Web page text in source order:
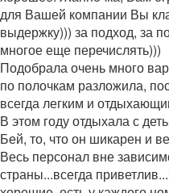
для Вашей компании Вы
выдержку))) за подход, за
многое еще перечислять)))
Подобрала очень много
по полочкам разложила,
всегда легким и
В этом году отдыхала с
Бей, то, что он шикарен и
Весь персонал вне
страны...всегда